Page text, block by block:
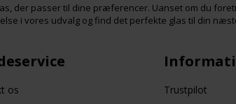
der passer til dine præferencer. Uanset om du
i vores udvalg og find det perfekte glas til din
os Trustpilot